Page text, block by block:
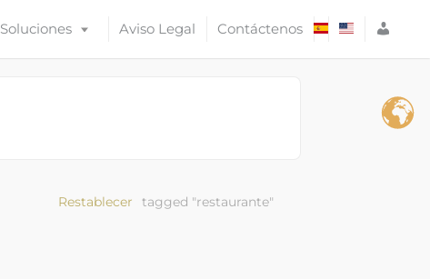
Soluciones Aviso Legal Contáctenos
S
O
tagged "restaurante"
Restablecer